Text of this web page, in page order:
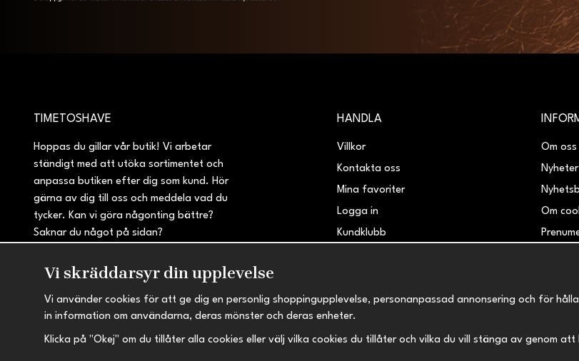
TIMETOSHAVE
Hoppas du gillar vår butik! Vi arbetar
ständigt med att utöka sortimentet och
anpassa butiken efter dig som kund. Hör
gärna av dig till oss och meddela vad du
tycker. Kan vi göra någonting bättre?
Saknar du något på sidan?
HANDLA
Villkor
Kontakta oss
Mina favoriter
Logga in
Kundklubb
Om oss
Nyheter
Om
Vi skräddarsyr din upplevelse
Vi använder cookies för att ge dig en personlig shoppingupplevelse, personanpassad annonsering och för
in information om användarna, deras mönster och deras enheter.
Klicka på "Okej" om du tillåter alla cookies eller välj vilka cookies du tillåter och vilka du vill stänga av genom